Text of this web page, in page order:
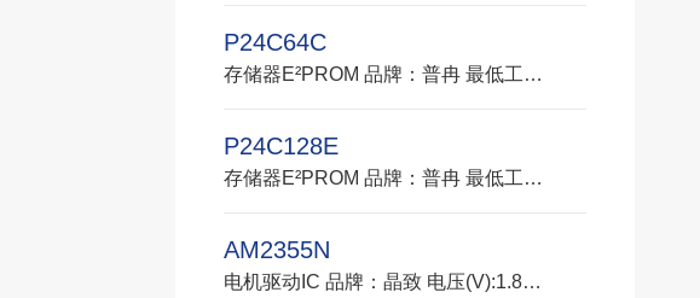
P24C64C
存储器E²PROM 品牌：普冉 最低工作电压低至1.7V 读取电流400uA，最大值 写入电流最大1.0mA 封装：PDIP、SOP、TSSOP、DFN/UDFN和SOT23-5 应用：红外热成像仪、电话座机、扫地机器人、镜头模组
P24C128E
存储器E²PROM 品牌：普冉 最低工作电压低至1.7V 低功耗CMOS技术 读取电流最大100uA 写入电流最大0.5mA 封装：WLCSP 应用：红外热成像仪、电话座机、扫地机器人、镜头模组
AM2355N
电机驱动IC 品牌：晶致 电压(V):1.8~6.0V 最大电流(mA):1000 工作温度(°C):-40~+125 封装:DFN10 3*3 应用：笔电风扇、电动口罩风扇、电动水阀电机、美容仪器电机、扫地机器人